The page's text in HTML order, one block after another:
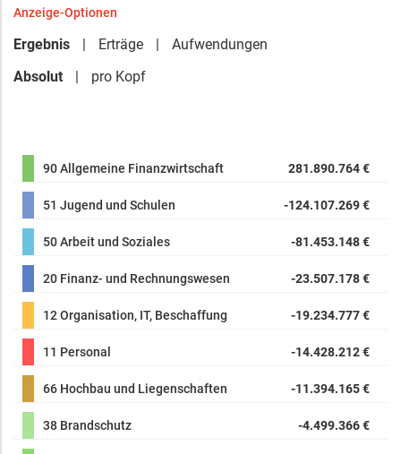
Anzeige-Optionen
Ergebnis Erträge
Aufwendungen
Absolut
pro Kopf
90 Allgemeine Finanzwirtschaft 281.890.764 €
51 Jugend und Schulen -124.107.269 €
50 Arbeit und Soziales -81.453.148 €
20 Finanz- und Rechnungswesen -23.507.178 €
12 Organisation, IT, Beschaffung -19.234.777 €
11 Personal -14.428.212 €
66 Hochbau und Liegenschaften -11.394.165 €
38 Brandschutz -4.499.366 €